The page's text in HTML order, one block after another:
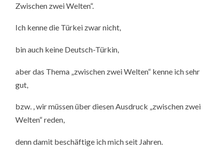
Zwischen zwei Welten“.
Ich kenne die Türkei zwar nicht,
bin auch keine Deutsch-Türkin,
aber das Thema „zwischen zwei Welten“ kenne ich sehr
gut,
bzw. , wir müssen über diesen Ausdruck „zwischen zwei
Welten“ reden,
denn damit beschäftige ich mich seit Jahren.